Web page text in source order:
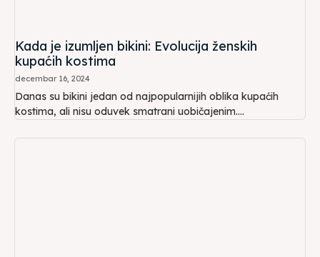
Kada je izumljen bikini: Evolucija ženskih
kupaćih kostima
decembar 16, 2024
Danas su bikini jedan od najpopularnijih oblika kupaćih
kostima, ali nisu oduvek smatrani uobičajenim....